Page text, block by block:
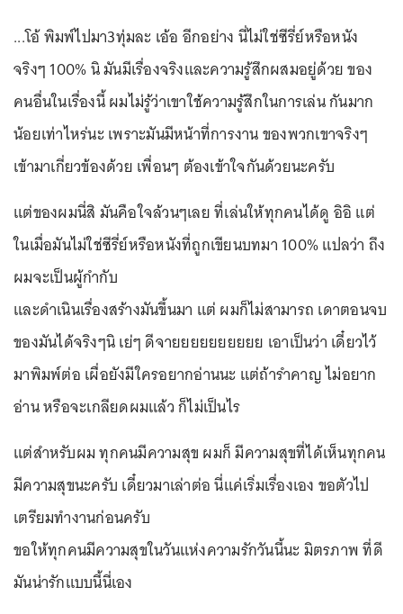
...โอ้ พิมพ์ไปมา3ทุ่มละ เอ้อ อีกอย่าง นี่ไม่ใช่ซีรี่ย์หรือหนัง
จริงๆ 100% นิ มันมีเรื่องจริงและความรู้สึกผสมอยู่ด้วย ของ
คนอื่นในเรื่องนี้ ผมไม่รู้ว่าเขาใช้ความรู้สึกในการเล่น กันมาก
น้อยเท่าไหร่นะ เพราะมันมีหน้าที่การงาน ของพวกเขาจริงๆ
เข้ามาเกี่ยวข้องด้วย เพื่อนๆ ต้องเข้าใจกันด้วยนะครับ
แต่ของผมนี่สิ มันคือใจล้วนๆเลย ที่เล่นให้ทุกคนได้ดู อิอิ แต่
ในเมื่อมันไม่ใช่ซีรี่ย์หรือหนังที่ถูกเขียนบทมา 100% แปลว่า ถึง
ผมจะเป็นผู้กำกับ
และดำเนินเรื่องสร้างมันขึ้นมา แต่ ผมก็ไม่สามารถ เดาตอนจบ
ของมันได้จริงๆนิ เย่ๆ ดีจายยยยยยยยยย เอาเป็นว่า เดี๋ยวไว้
มาพิมพ์ต่อ เผื่อยังมีใครอยากอ่านนะ แต่ถ้ารำคาญ ไม่อยาก
อ่าน หรือจะเกลียดผมแล้ว ก็ไม่เป็นไร
แต่สำหรับผม ทุกคนมีความสุข ผมก็ มีความสุขที่ได้เห็นทุกคน
มีความสุขนะครับ เดี๋ยวมาเล่าต่อ นี่แค่เริ่มเรื่องเอง ขอตัวไป
เตรียมทำงานก่อนครับ
ขอให้ทุกคนมีความสุขในวันแห่งความรักวันนี้นะ มิตรภาพ ที่ดี
มันน่ารักแบบนี้นี่เอง